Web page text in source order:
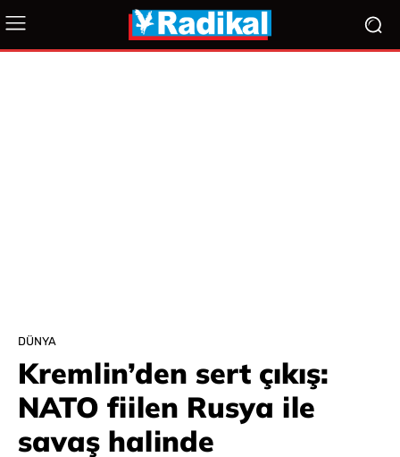
DÜNYA
Kremlin’den sert çıkış:
NATO fiilen Rusya ile
savaş halinde